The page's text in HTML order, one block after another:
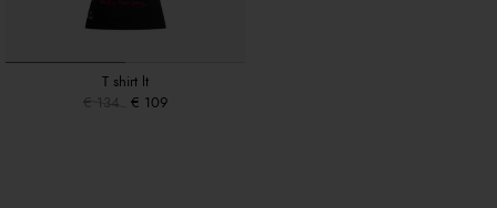
T shirt lt
€ 134
€ 109